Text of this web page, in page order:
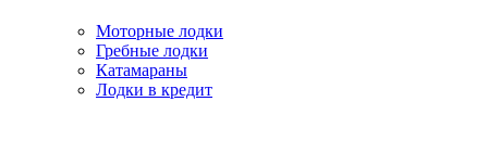
Моторные лодки
Гребные лодки
Катамараны
Лодки в кредит